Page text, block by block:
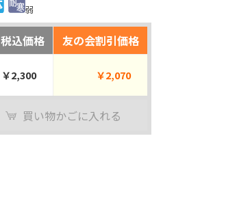
弱
税込価格 友の会割引価格
￥2,300 ￥2,070
買い物かごに入れる